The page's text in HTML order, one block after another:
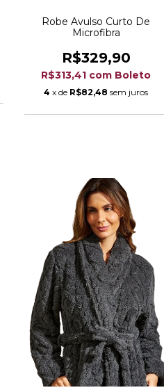
Robe Avulso Curto De
Microfibra
R$329,90
R$313,41 com Boleto
4 x de R$82,48 sem juros